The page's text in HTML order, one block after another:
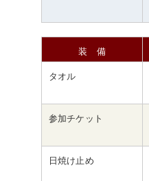
装 備
タオル
参加チケット
日焼け止め